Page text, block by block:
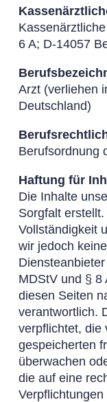
6 A; D-14057
Arzt (verliehen
Deutschland)
Berufsordnung
Haftung für
Die Inhalte
Sorgfalt
Vollständigkeit
wir jedoch
MDStV und § 8
diesen Seiten
verantwortlich.
verpflichtet, die
gespeicherten
überwachen
die auf eine